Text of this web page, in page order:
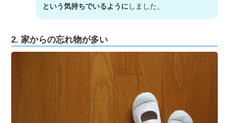
という気持ちでいるように しました。
2. 家からの忘れ物が多い